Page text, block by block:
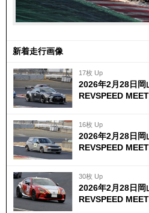
新着走行画像
17枚 Up
2026年2月28日岡
REVSPEED
16枚 Up
2026年2月28日岡
REVSPEED
30枚 Up
2026年2月28日岡
REVSPEED